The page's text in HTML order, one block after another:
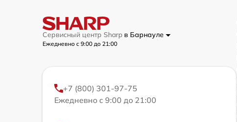
Сервисный центр Sharp в Барнауле
Ежедневно с 9:00 до 21:00
+7 (800) 301-97-75
Ежедневно с 9:00 до 21:00